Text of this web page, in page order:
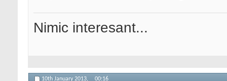
Nimic interesant...
10th January 2013, 00:16